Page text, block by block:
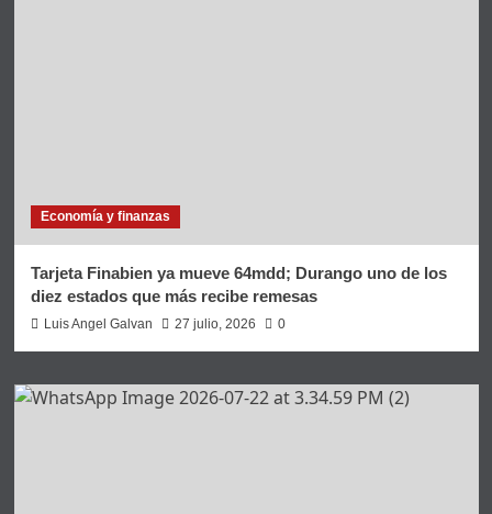
Economía y finanzas
Tarjeta Finabien ya mueve 64mdd; Durango uno de los
diez estados que más recibe remesas
Luis Angel Galvan 27 julio, 2026 0